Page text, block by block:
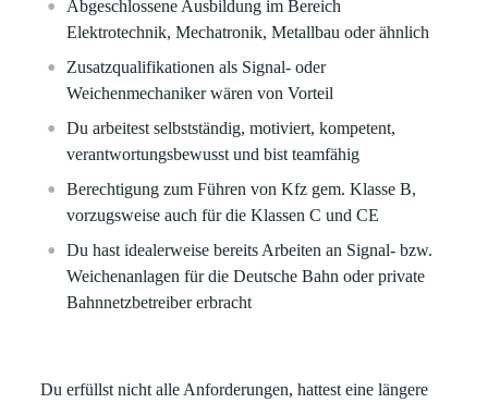
Abgeschlossene Ausbildung im Bereich
Elektrotechnik, Mechatronik, Metallbau oder ähnlich
Zusatzqualifikationen als Signal- oder
Weichenmechaniker wären von Vorteil
Du arbeitest selbstständig, motiviert, kompetent,
verantwortungsbewusst und bist teamfähig
Berechtigung zum Führen von Kfz gem. Klasse B,
vorzugsweise auch für die Klassen C und CE
Du hast idealerweise bereits Arbeiten an Signal- bzw.
Weichenanlagen für die Deutsche Bahn oder private
Bahnnetzbetreiber erbracht
Du erfüllst nicht alle Anforderungen, hattest eine längere